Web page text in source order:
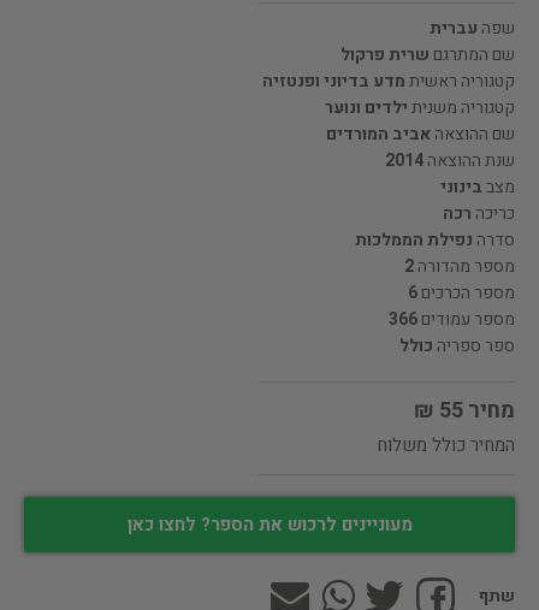
שפה עברית
שם המתרגם שרית פרקול
קטגוריה ראשיתמדע בדיוני ופנטזיה
קטגוריה משניתילדים ונוער
שם ההוצאהאביב המורדים
שנת ההוצאה2014
מצבבינוני
כריכה רכה
סדרה נפילת הממלכות
מספר מהדורה2
מספר הכרכים6
מספר עמודים366
ספר ספריה כולל
מחיר 55 ₪
המחיר כולל משלוח
מעוניינים לרכוש את הספר? לחצו כאן
שתף